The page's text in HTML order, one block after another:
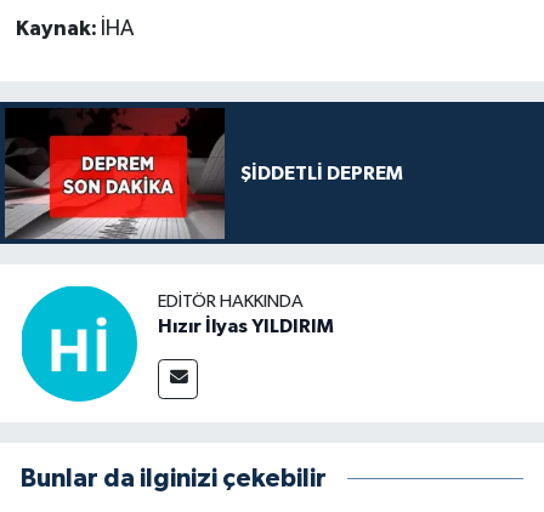
Kaynak: İHA
ŞİDDETLİ DEPREM
EDITÖR HAKKINDA
Hızır İlyas YILDIRIM
Bunlar da ilginizi çekebilir